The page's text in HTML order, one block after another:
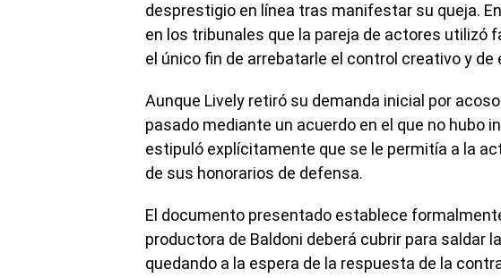
desprestigio en línea tras manifestar su queja.
en los tribunales que la pareja de actores utilizó
el único fin de arrebatarle el control creativo y de
Aunque Lively retiró su demanda inicial por
pasado mediante un acuerdo en el que no hubo
estipuló explícitamente que se le permitía a la
de sus honorarios de defensa.
El documento presentado establece
productora de Baldoni deberá cubrir para saldar
quedando a la espera de la respuesta de la